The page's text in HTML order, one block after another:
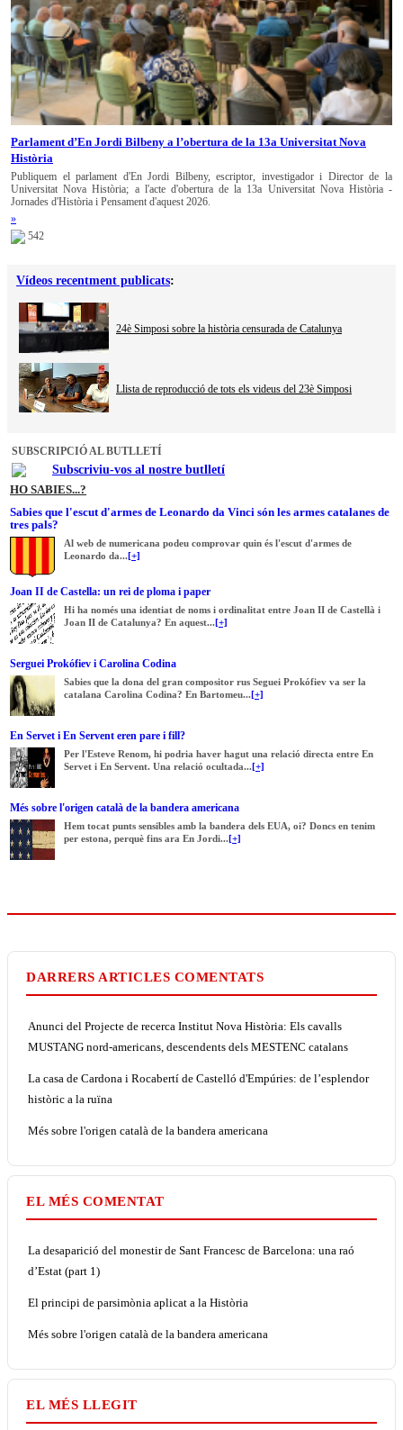
Parlament d’En Jordi Bilbeny a l’obertura de la 13a Universitat Nova
Història
Publiquem el parlament d'En Jordi Bilbeny, escriptor, investigador i Director de la
Universitat Nova Història; a l'acte d'obertura de la 13a Universitat Nova Història -
Jornades d'Història i Pensament d'aquest 2026.
»
542
Vídeos recentment publicats:
24è Simposi sobre la història censurada de Catalunya
Llista de reproducció de tots els videus del 23è Simposi
SUBSCRIPCIÓ AL BUTLLETÍ
Subscriviu-vos al nostre butlletí
HO SABIES...?
Sabies que l'escut d'armes de Leonardo da Vinci són les armes catalanes de
tres pals?
Al web de numericana podeu comprovar quin és l'escut d'armes de
Leonardo da...[+]
Joan II de Castella: un rei de ploma i paper
Hi ha només una identiat de noms i ordinalitat entre Joan II de Castellà i
Joan II de Catalunya? En aquest...[+]
Serguei Prokófiev i Carolina Codina
Sabies que la dona del gran compositor rus Seguei Prokófiev va ser la
catalana Carolina Codina? En Bartomeu...[+]
En Servet i En Servent eren pare i fill?
Per l'Esteve Renom, hi podria haver hagut una relació directa entre En
Servet i En Servent. Una relació ocultada...[+]
Més sobre l'origen català de la bandera americana
Hem tocat punts sensibles amb la bandera dels EUA, oi? Doncs en tenim
per estona, perquè fins ara En Jordi...[+]
DARRERS ARTICLES COMENTATS
Anunci del Projecte de recerca Institut Nova Història: Els cavalls
MUSTANG nord-americans, descendents dels MESTENC catalans
La casa de Cardona i Rocabertí de Castelló d'Empúries: de l’esplendor
històric a la ruïna
Més sobre l'origen català de la bandera americana
EL MÉS COMENTAT
La desaparició del monestir de Sant Francesc de Barcelona: una raó
d’Estat (part 1)
El principi de parsimònia aplicat a la Història
Més sobre l'origen català de la bandera americana
EL MÉS LLEGIT